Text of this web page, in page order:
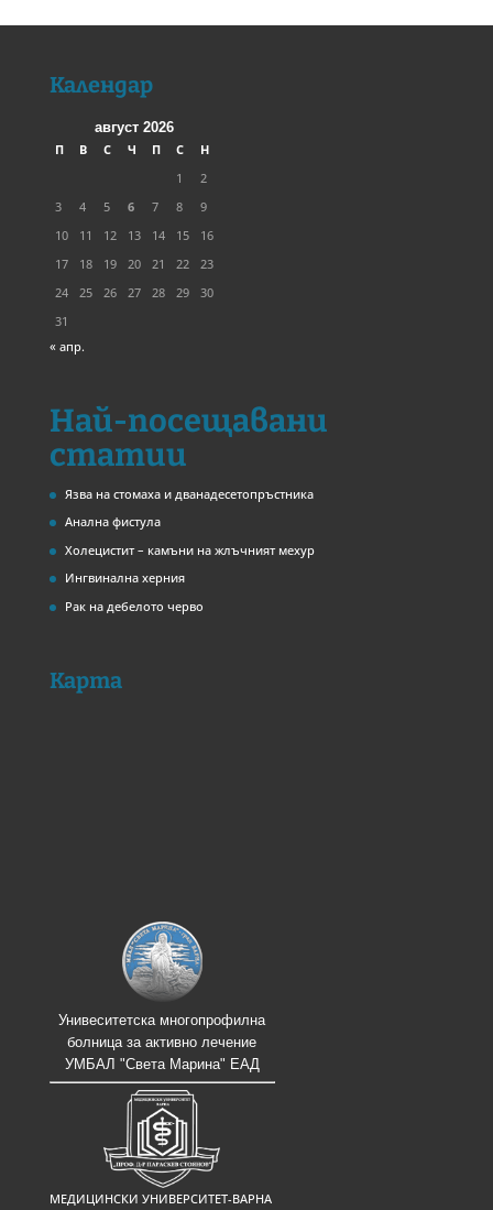
Календар
август 2026
П
В С Ч П С
Н
1
2
3
4 5 6 7 8
9
10
11 12 13 14 15
16
17
18 19 20 21 22
23
24
25 26 27 28 29
30
31
« апр.
Най-посещавани
статии
Язва на стомаха и дванадесетопръстника
Анална фистула
Холецистит – камъни на жлъчният мехур
Ингвинална херния
Рак на дебелото черво
Карта
Унивеситетска многопрофилна
болница за активно лечение
УМБАЛ "Света Марина" ЕАД
МЕДИЦИНСКИ УНИВЕРСИТЕТ-ВАРНА